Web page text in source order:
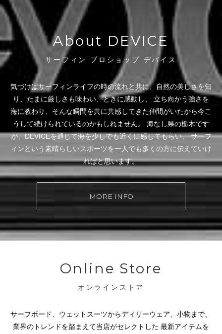
About DEVICE
サーフィン プロショップ デバイス
気づけばサーフィンライフの時の流れと共に、自然の美しさを知
り、たまに厳しさも味わい、ときに感動し、
立ち向かう強さを
海に教わり、そんな瞬間を共に共感してきた仲間がいたから今こ
うして続けられているのかもしれません。 海なし県の栃木です
が、DEVICEを通じて海を少しでも近くに感じてもらい、サーフ
ィンという素晴らしいスポーツを一人でも多くの方に伝えていけ
ればと思います。
MORE INFO
Online Store
オンラインストア
サーフボード、ウェットスーツからディリーウェア、小物まで、
業界のトレンドを踏まえて当店がセレクトした 最新アイテムを